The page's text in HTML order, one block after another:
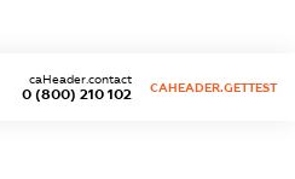
0 (800) 210 102
caHeader.contact
CAHEADER.GETTEST